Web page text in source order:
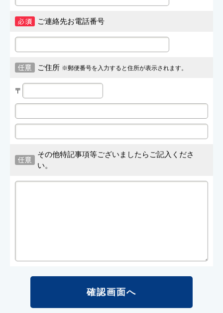
ご連絡先お電話番号
ご住所 ※郵便番号を入力すると住所が表示されます。
〒
その他特記事項等ございましたらご記入くださ
い。